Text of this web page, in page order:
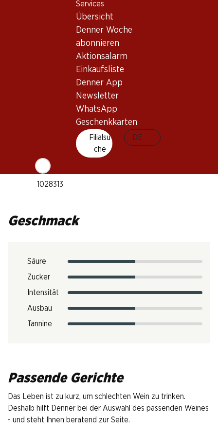
Services
Übersicht
Denner Woche
abonnieren
Aktionsalarm
Einkaufsliste
Denner App
Newsletter
WhatsApp
Geschenkkarten
Filialsu
che
DE
Trinktemperatur
CO2-Fussabdruck
7 kg
Art.Nr.
1028313
Geschmack
Säure
Zucker
Intensität
Ausbau
Tannine
Passende Gerichte
Das Leben ist zu kurz, um schlechten Wein zu trinken.
Deshalb hilft Denner bei der Auswahl des passenden Weines
- und steht Ihnen beratend zur Seite.